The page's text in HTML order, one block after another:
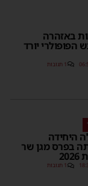
באזהרה
הפופולרי יורד
1 תגובות
היחידה
בפרס מגן שר
1 תגובות